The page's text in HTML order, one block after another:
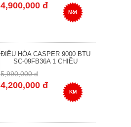
4,900,000 đ
Mới
ĐIỀU HÒA CASPER 9000 BTU
SC-09FB36A 1 CHIỀU
5,990,000 đ
4,200,000 đ
KM